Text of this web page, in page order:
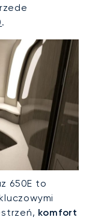
.
650E to
komfort